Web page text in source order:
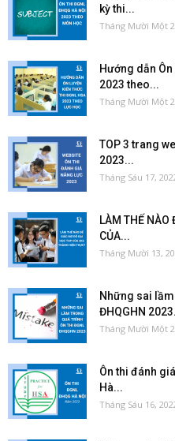
kỳ thi...
Tháng Mười Một
Hướng dẫn
2023 theo...
Tháng Mười Một
TOP 3 trang
2023...
Tháng Sáu 17,
LÀM THẾ NÀO
CỦA...
Tháng Mười 13,
Những sai
ĐHQGHN
Tháng Mười Một
Ôn thi đánh
Hà...
Tháng Sáu 16,